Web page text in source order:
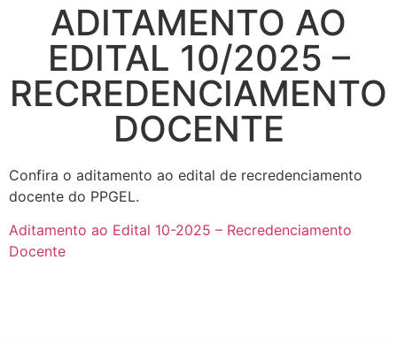
ADITAMENTO AO
EDITAL 10/2025 –
RECREDENCIAMENTO
DOCENTE
Confira o aditamento ao edital de recredenciamento
docente do PPGEL.
Aditamento ao Edital 10-2025 – Recredenciamento
Docente